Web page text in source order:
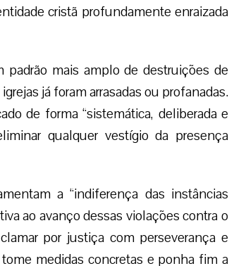
cristã profundamente enraizada
mais amplo de destruições de
já foram arrasadas ou profanadas.
de forma “sistemática, deliberada e
qualquer vestígio da presença
a “indiferença das instâncias
ao avanço dessas violações contra o
por justiça com perseverança e
medidas concretas e ponha fim a